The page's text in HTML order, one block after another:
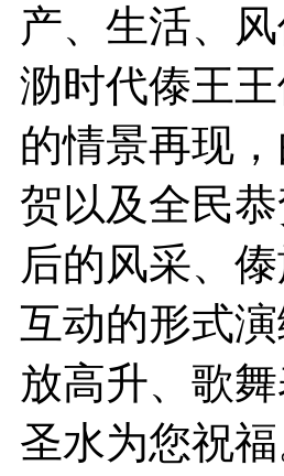
产、生活、
泐时代傣王
的情景再现
贺以及全民
后的风采、
互动的形式
放高升、歌
圣水为您祝